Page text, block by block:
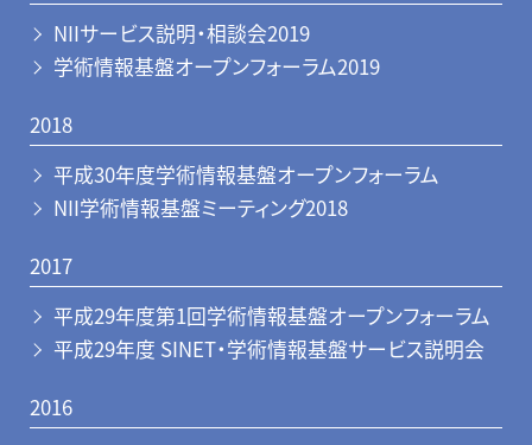
NIIサービス説明・相談会2019
学術情報基盤オープンフォーラム2019
2018
平成30年度学術情報基盤オープンフォーラム
NII学術情報基盤ミーティング2018
2017
平成29年度第1回学術情報基盤オープンフォーラム
平成29年度 SINET・学術情報基盤サービス説明会
2016